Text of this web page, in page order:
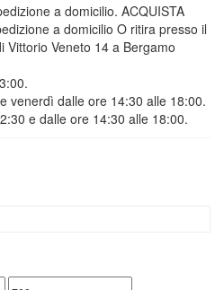
a domicilio. ACQUISTA
a domicilio O ritira presso il
Vittorio Veneto 14 a Bergamo
venerdì dalle ore 14:30 alle 18:00.
e dalle ore 14:30 alle 18:00.